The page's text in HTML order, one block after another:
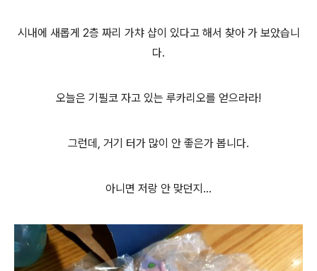
시내에 새롭게 2층 짜리 가챠 샵이 있다고 해서 찾아 가 보았습니
다.
오늘은 기필코 자고 있는 루카리오를 얻으라라!
그런데, 거기 터가 많이 안 좋은가 봅니다.
아니면 저랑 안 맞던지...